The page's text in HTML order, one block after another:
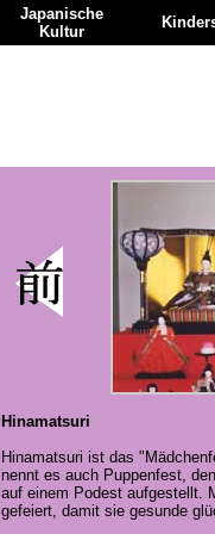
Japanische
Kultur
Hinamatsuri
Hinamatsuri ist das
nennt es auch Puppenfest,
auf einem Podest aufgestellt.
gefeiert, damit sie gesunde